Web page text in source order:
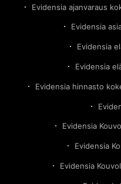
Evidensia ajanvaraus
Evidensia
Evidensia
Evidensia
Evidensia hinnasto
Evidensia
Evidensia
Evidensia